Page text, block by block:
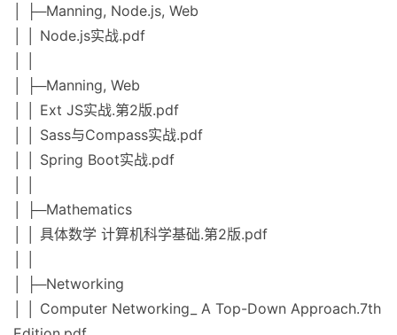
│ ├─Manning, Node.js, Web
│ │ Node.js实战.pdf
│ ├─Manning, Web
│ │ Ext JS实战.第2版.pdf
│ │ Sass与Compass实战.pdf
│ │ Spring Boot实战.pdf
│ ├─Mathematics
│ │ 具体数学 计算机科学基础.第2版.pdf
│ ├─Networking
│ │ Computer Networking_ A Top-Down Approach.7th